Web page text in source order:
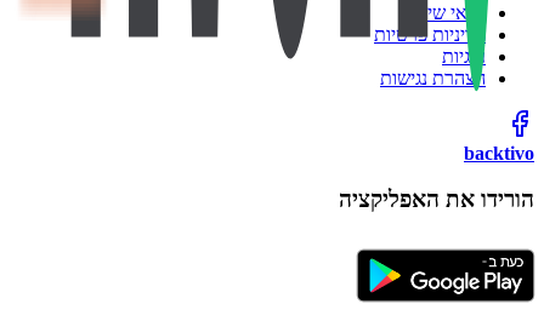
תנאי שימוש
מדיניות פרטיות
עוגיות
הצהרת נגישות
backtivo
הורידו את האפליקציה